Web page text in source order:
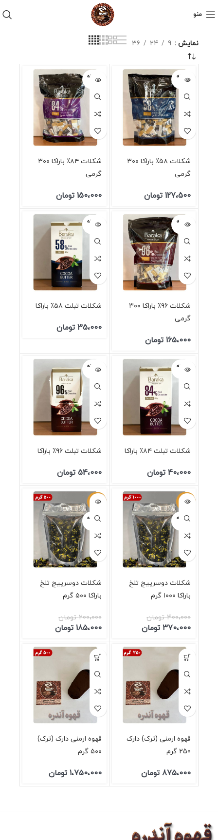
منو
نمایش 9
24
36
فروخته
شده
شکلات ۵۸٪ باراکا ۳۰۰
گرمی
127،500 تومان
فروخته
شده
شکلات ۸۴٪ باراکا ۳۰۰
گرمی
150،000 تومان
فروخته
شده
شکلات ۹۶٪ باراکا ۳۰۰
گرمی
165،000 تومان
فروخته
شده
شکلات تبلت ۵۸٪ باراکا
35،000 تومان
فروخته
شده
شکلات تبلت ۸۴٪ باراکا
40،000 تومان
فروخته
شده
شکلات تبلت ۹۶٪ باراکا
54،000 تومان
-8%
فروخته
شکلات دوسرپیچ تلخ
باراکا ۱۰۰۰ گرم
400،000 تومان
370،000 تومان
-8%
فروخته
شکلات دوسرپیچ تلخ
باراکا ۵۰۰ گرم
200،000 تومان
185،000 تومان
قهوه ارمنی (ترک) دارک
250 گرم
875،000 تومان
قهوه ارمنی دارک (ترک)
۵۰۰ گرم
1،750،000 تومان